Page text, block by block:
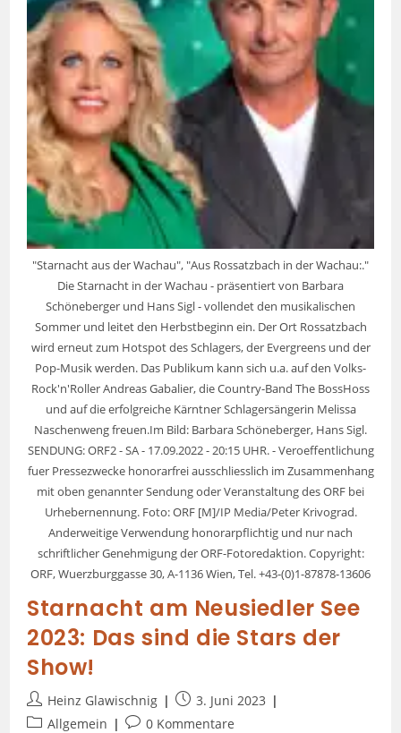
"Starnacht aus der Wachau", "Aus Rossatzbach in der Wachau:."
Die Starnacht in der Wachau - präsentiert von Barbara
Schöneberger und Hans Sigl - vollendet den musikalischen
Sommer und leitet den Herbstbeginn ein. Der Ort Rossatzbach
wird erneut zum Hotspot des Schlagers, der Evergreens und der
Pop-Musik werden. Das Publikum kann sich u.a. auf den Volks-
Rock'n'Roller Andreas Gabalier, die Country-Band The BossHoss
und auf die erfolgreiche Kärntner Schlagersängerin Melissa
Naschenweng freuen.Im Bild: Barbara Schöneberger, Hans Sigl.
SENDUNG: ORF2 - SA - 17.09.2022 - 20:15 UHR. - Veroeffentlichung
fuer Pressezwecke honorarfrei ausschliesslich im Zusammenhang
mit oben genannter Sendung oder Veranstaltung des ORF bei
Urhebernennung. Foto: ORF [M]/IP Media/Peter Krivograd.
Anderweitige Verwendung honorarpflichtig und nur nach
schriftlicher Genehmigung der ORF-Fotoredaktion. Copyright:
ORF, Wuerzburggasse 30, A-1136 Wien, Tel. +43-(0)1-87878-13606
Starnacht am Neusiedler See
2023: Das sind die Stars der
Show!
Heinz Glawischnig
3. Juni 2023
Allgemein
0 Kommentare